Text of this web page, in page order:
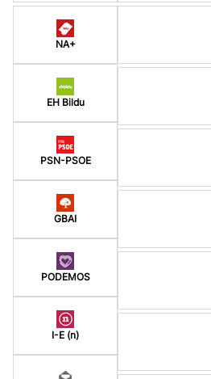
NA+
EH Bildu
PSN-PSOE
GBAI
PODEMOS
I-E (n)